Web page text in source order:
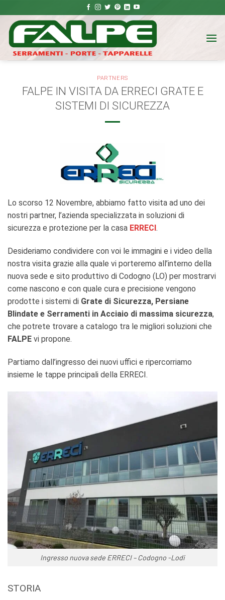
ai
contenuti
PARTNERS
FALPE IN VISITA DA ERRECI GRATE E
SISTEMI DI SICUREZZA
Lo scorso 12 Novembre, abbiamo fatto visita ad uno dei
nostri partner, l’azienda specializzata in soluzioni di
sicurezza e protezione per la casa ERRECI .
Desideriamo condividere con voi le immagini e i video della
nostra visita grazie alla quale vi porteremo all’interno della
nuova sede e sito produttivo di Codogno (LO) per mostrarvi
come nascono e con quale cura e precisione vengono
prodotte i sistemi di Grate di Sicurezza, Persiane
Blindate e Serramenti in Acciaio di massima sicurezza,
che potrete trovare a catalogo tra le migliori soluzioni che
FALPE vi propone.
Partiamo dall’ingresso dei nuovi uffici e ripercorriamo
insieme le tappe principali della ERRECI.
Ingresso nuova sede ERRECI – Codogno -Lodi
STORIA